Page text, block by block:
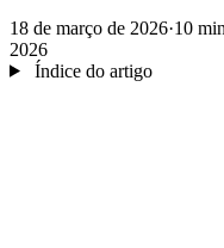
18 de março de 2026·10
2026
Índice do artigo